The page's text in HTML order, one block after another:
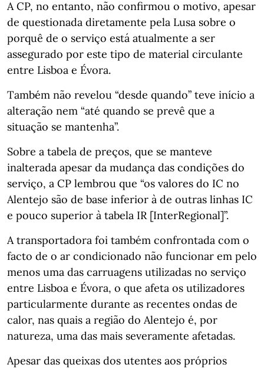
A CP, no entanto, não confirmou o motivo, apesar
de questionada diretamente pela Lusa sobre o
porquê de o serviço está atualmente a ser
assegurado por este tipo de material circulante
entre Lisboa e Évora.
Também não revelou “desde quando” teve início a
alteração nem “até quando se prevê que a
situação se mantenha”.
Sobre a tabela de preços, que se manteve
inalterada apesar da mudança das condições do
serviço, a CP lembrou que “os valores do IC no
Alentejo são de base inferior à de outras linhas IC
e pouco superior à tabela IR [InterRegional]”.
A transportadora foi também confrontada com o
facto de o ar condicionado não funcionar em pelo
menos uma das carruagens utilizadas no serviço
entre Lisboa e Évora, o que afeta os utilizadores
particularmente durante as recentes ondas de
calor, nas quais a região do Alentejo é, por
natureza, uma das mais severamente afetadas.
Apesar das queixas dos utentes aos próprios